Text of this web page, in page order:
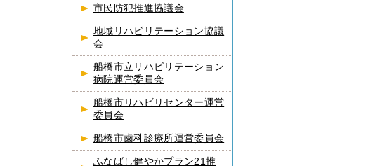
市民防犯推進協議会
地域リハビリテーション協議
会
船橋市立リハビリテーション
病院運営委員会
船橋市リハビリセンター運営
委員会
船橋市歯科診療所運営委員会
ふなばし健やかプラン21推